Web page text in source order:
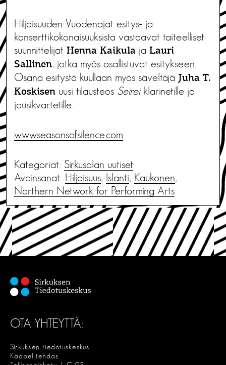
Hiljaisuuden Vuodenajat esitys- ja
konserttikokonaisuuksista vastaavat taiteelliset
suunnittelijat Henna Kaikula ja Lauri
Sallinen, jotka myös osallistuvat esitykseen.
Osana esitystä kuullaan myös säveltäjä Juha T.
Koskisen uusi tilausteos Seireiklarinetille ja
jousikvartetille.
www.seasonsofsilence.com
Kategoriat: Sirkusalan uutiset
Avainsanat: Hiljaisuus, Islanti, Kaukonen,
Northern Network for Performing Arts
OTA YHTEYTTÄ:
Sirkuksen tiedotuskeskus
Kaapelitehdas